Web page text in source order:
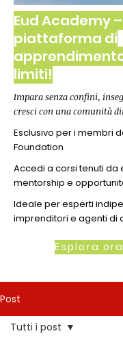
Eud Academy
piattaforma di
limiti!
Impara senza confini,
cresci con una comunità
Esclusivo per i membri
Foundation
Accedi a corsi tenuti da
mentorship e
Ideale per esperti
imprenditori e agenti di
Esplora ora
Post
Tutti i post